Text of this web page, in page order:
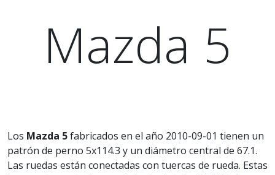
Mazda 5
Los Mazda 5fabricados en el año 2010-09-01 tienen un
patrón de perno 5x114.3 y un diámetro central de 67.1.
Las ruedas están conectadas con tuercas de rueda. Estas